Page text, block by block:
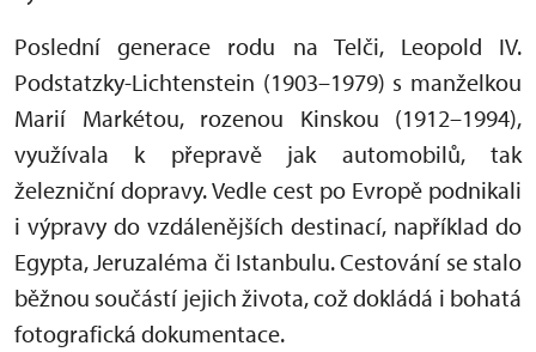
Poslední generace rodu na Telči, Leopold IV.
Podstatzky-Lichtenstein (1903–1979) s manželkou
Marií Markétou, rozenou Kinskou (1912–1994),
využívala k přepravě jak automobilů, tak
železniční dopravy. Vedle cest po Evropě podnikali
i výpravy do vzdálenějších destinací, například do
Egypta, Jeruzaléma či Istanbulu. Cestování se stalo
běžnou součástí jejich života, což dokládá i bohatá
fotografická dokumentace.